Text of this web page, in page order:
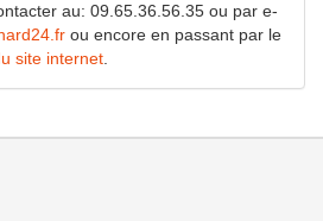
au: 09.65.36.56.35 ou par e-
ou encore en passant par le
site internet.